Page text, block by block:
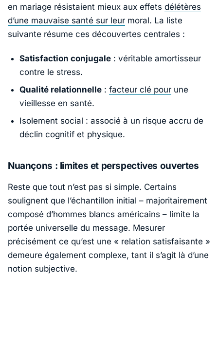
en mariage résistaient mieux aux effets délétères
d’une mauvaise santé sur leur moral. La liste
suivante résume ces découvertes centrales :
Satisfaction conjugale : véritable amortisseur
contre le stress.
Qualité relationnelle : facteur clé pour une
vieillesse en santé.
Isolement social : associé à un risque accru de
déclin cognitif et physique.
Nuançons : limites et perspectives ouvertes
Reste que tout n’est pas si simple. Certains
soulignent que l’échantillon initial – majoritairement
composé d’hommes blancs américains – limite la
portée universelle du message. Mesurer
précisément ce qu’est une « relation satisfaisante »
demeure également complexe, tant il s’agit là d’une
notion subjective.